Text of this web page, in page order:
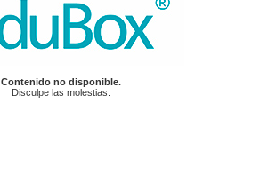
Contenido no disponible.
Disculpe las molestias.